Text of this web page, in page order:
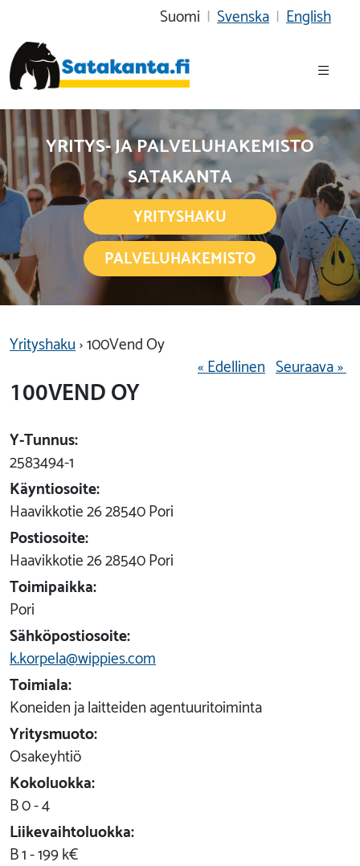
Suomi | Svenska | English
YRITYS- JA PALVELUHAKEMISTO
SATAKANTA
YRITYSHAKU
PALVELUHAKEMISTO
Yrityshaku› 100Vend Oy
« Edellinen Seuraava »
100VEND OY
Y-Tunnus:
2583494-1
Käyntiosoite:
Haavikkotie 26 28540 Pori
Postiosoite:
Haavikkotie 26 28540 Pori
Toimipaikka:
Pori
Sähköpostiosoite:
k.korpela@wippies.com
Toimiala:
Koneiden ja laitteiden agentuuritoiminta
Yritysmuoto:
Osakeyhtiö
Kokoluokka:
B 0 - 4
Liikevaihtoluokka:
B 1 - 199 k€